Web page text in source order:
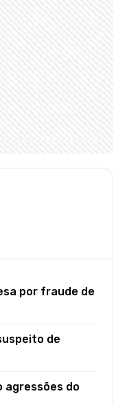
por fraude de
de
agressões do